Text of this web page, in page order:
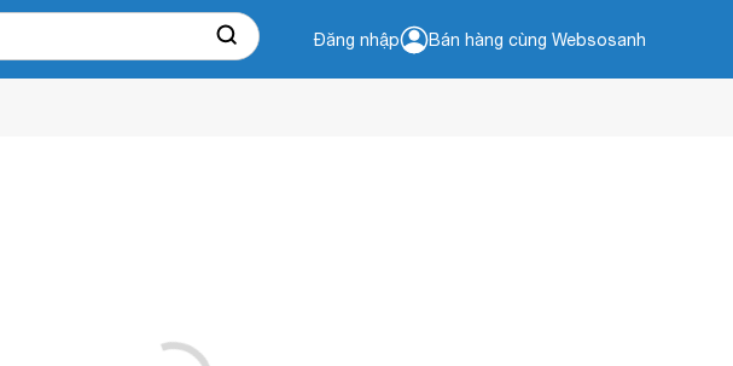
Đăng nhập Bán hàng cùng Websosanh